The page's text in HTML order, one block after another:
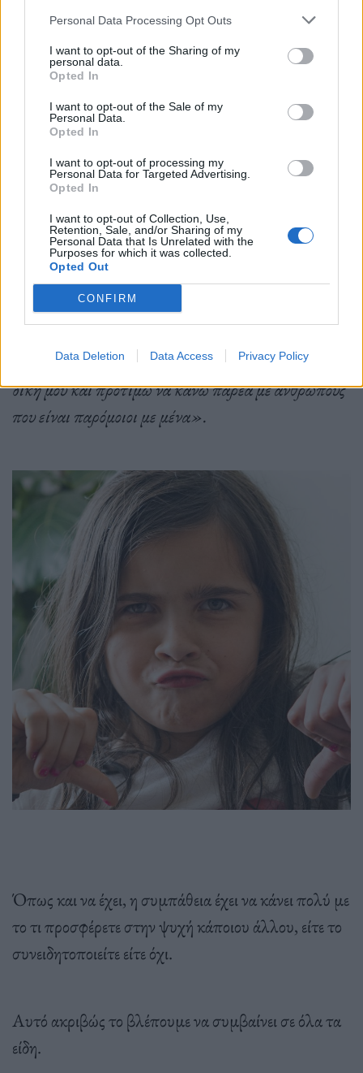
Personal Data Processing Opt Outs
I want to opt-out of the Sharing of my
personal data.
Opted In
I want to opt-out of the Sale of my
Personal Data.
Opted In
I want to opt-out of processing my
Personal Data for Targeted Advertising.
Opted In
I want to opt-out of Collection, Use,
Retention, Sale, and/or Sharing of my
Personal Data that Is Unrelated with the
Purposes for which it was collected.
Opted Out
CONFIRM
Data Deletion Data Access Privacy Policy
μέτρο αμοιβαίας συμβατότητας.
Ή, τουλάχιστον, έτσι το καταλαβαίνω εγώ.
εσείς αλλά αυτοί,αλλά ότι φταίτε και εσείς και αυτοί.
Έχουμε προτιμήσεις όσον αφορά την
προσωπικότητα και αυτό δεν σημαίνει ότι η
προσωπικότητά σας είναι κακή. Ή αδιάφορη.
Απλά πείτε μέσα σας:«είναι διαφορετική από τη
δική μου και προτιμώ να κάνω παρέα με ανθρώπους
που είναι παρόμοιοι με μένα».
Όπως και να έχει, η συμπάθεια έχει να κάνει πολύ με
το τι προσφέρετε στην ψυχή κάποιου άλλου, είτε το
συνειδητοποιείτε είτε όχι.
Αυτό ακριβώς το βλέπουμε να συμβαίνει σε όλα τα
είδη.